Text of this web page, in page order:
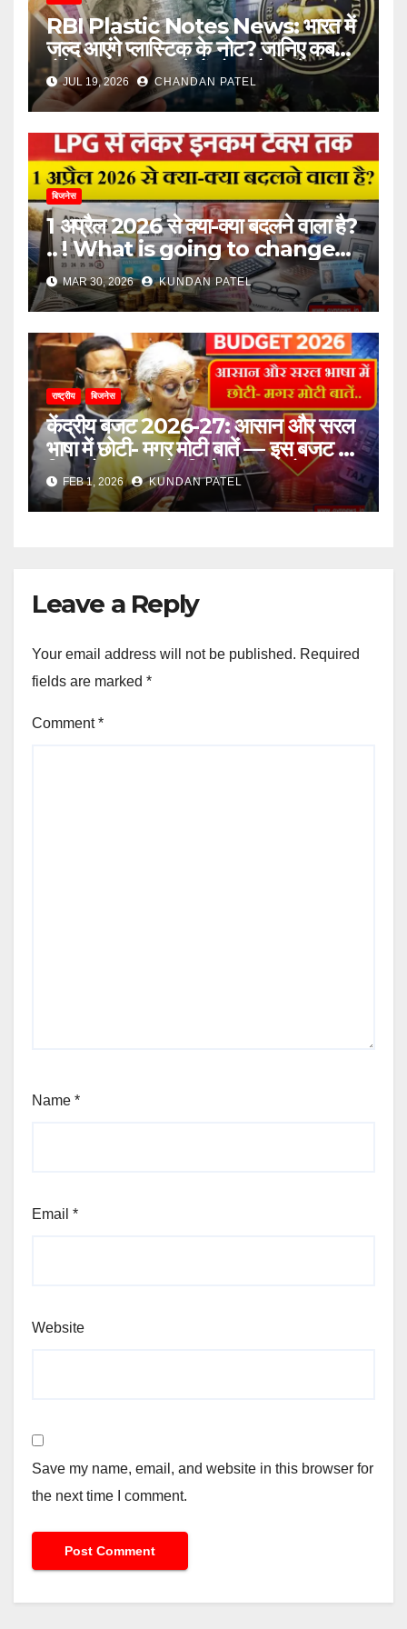
RBI Plastic Notes News: भारत में
जल्द आएंगे प्लास्टिक के नोट? जानिए कब
होंगे लॉन्च, कहां छपते हैं नोट और कैसे पहुंचते
हैं आपके हाथ तक
JUL 19, 2026 CHANDAN PATEL
बिजनेस
1 अप्रैल 2026 से क्या-क्या बदलने वाला है?
.. ! What is going to change
from April 1, 2026?
MAR 30, 2026 KUNDAN PATEL
राष्ट्रीय बिजनेस
केंद्रीय बजट 2026-27: आसान और सरल
भाषा में छोटी- मगर मोटी बातें — इस बजट से
किसको फायदा और किसे नुकसान हो सकता
है – जानें..
FEB 1, 2026 KUNDAN PATEL
Leave a Reply
Your email address will not be published. Required
fields are marked *
Comment*
Name *
Email *
Website
Save my name, email, and website in this browser for
the next time I comment.